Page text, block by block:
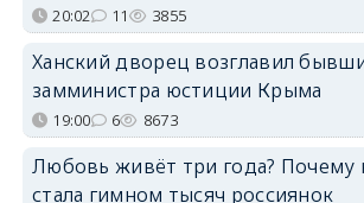
20:02 11 3855
Ханский дворец возглавил
замминистра юстиции Крыма
19:00 6 8673
Любовь живёт три года? Почему
стала гимном тысяч россиянок